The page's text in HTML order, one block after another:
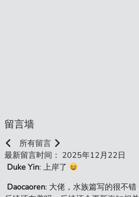
留言墙
所有留言
最新留言时间： 2025年12月22日
Duke Yin: 上岸了
Daocaoren: 大佬，水族篇写的很不